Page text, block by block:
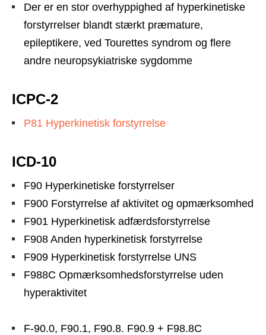
Der er en stor overhyppighed af hyperkinetiske
forstyrrelser blandt stærkt præmature,
epileptikere, ved Tourettes syndrom og flere
andre neuropsykiatriske sygdomme
ICPC-2
P81 Hyperkinetisk forstyrrelse
ICD-10
F90 Hyperkinetiske forstyrrelser
F900 Forstyrrelse af aktivitet og opmærksomhed
F901 Hyperkinetisk adfærdsforstyrrelse
F908 Anden hyperkinetisk forstyrrelse
F909 Hyperkinetisk forstyrrelse UNS
F988C Opmærksomhedsforstyrrelse uden
hyperaktivitet
F-90.0, F90.1, F90.8. F90.9 + F98.8C